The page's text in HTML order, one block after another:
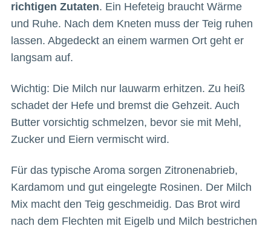
richtigen Zutaten. Ein Hefeteig braucht Wärme
und Ruhe. Nach dem Kneten muss der Teig ruhen
lassen. Abgedeckt an einem warmen Ort geht er
langsam auf.
Wichtig: Die Milch nur lauwarm erhitzen. Zu heiß
schadet der Hefe und bremst die Gehzeit. Auch
Butter vorsichtig schmelzen, bevor sie mit Mehl,
Zucker und Eiern vermischt wird.
Für das typische Aroma sorgen Zitronenabrieb,
Kardamom und gut eingelegte Rosinen. Der Milch
Mix macht den Teig geschmeidig. Das Brot wird
nach dem Flechten mit Eigelb und Milch bestrichen